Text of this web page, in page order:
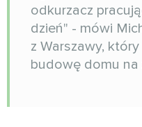
odkurzacz
dzień" - mówi
z Warszawy,
budowę domu na